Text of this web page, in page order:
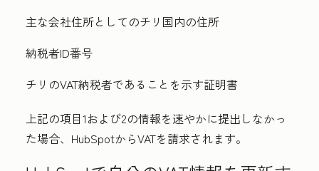
主な会社住所としてのチリ国内の住所
納税者ID番号
チリのVAT納税者であることを示す証明書
上記の項目1および2の情報を速やかに提出しなかっ
た場合、HubSpotからVATを請求されます。